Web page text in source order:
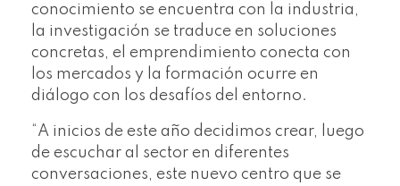
conocimiento se encuentra con la industria,
la investigación se traduce en soluciones
concretas, el emprendimiento conecta con
los mercados y la formación ocurre en
diálogo con los desafíos del entorno.
“A inicios de este año decidimos crear, luego
de escuchar al sector en diferentes
conversaciones, este nuevo centro que se